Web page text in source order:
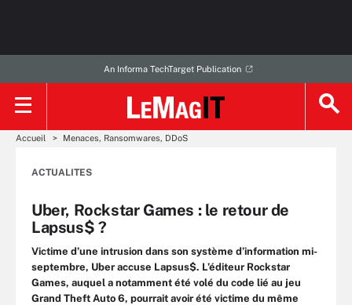
An Informa TechTarget Publication
Accueil Menaces, Ransomwares, DDoS
ACTUALITES
Uber, Rockstar Games : le retour de
Lapsus$ ?
Victime d’une intrusion dans son système d’information mi-
septembre, Uber accuse Lapsus$. L’éditeur Rockstar
Games, auquel a notamment été volé du code lié au jeu
Grand Theft Auto 6, pourrait avoir été victime du même